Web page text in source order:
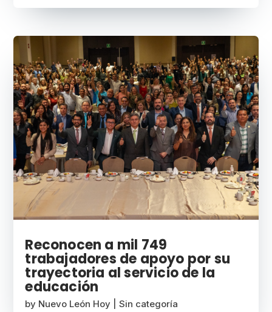
Reconocen a mil 749
trabajadores de apoyo por su
trayectoria al servicio de la
educación
by Nuevo León Hoy |Sin categoría